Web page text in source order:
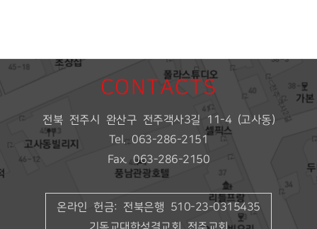
CONTACTS
전북 전주시 완산구 전주객사3길 11-4 (고사동)
Tel. 063-286-2151
Fax. 063-286-2150
온라인 헌금: 전북은행 510-23-0315435